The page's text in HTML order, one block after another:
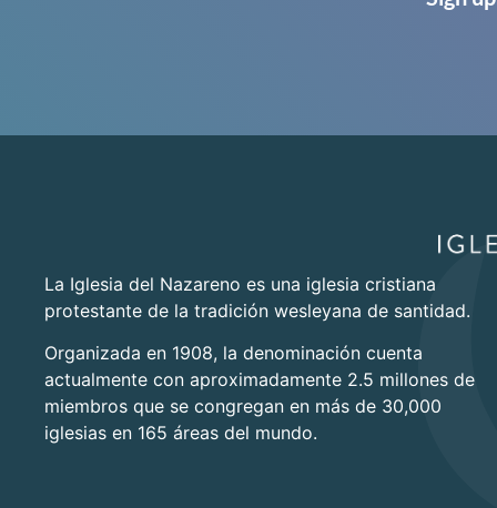
La Iglesia del Nazareno es una iglesia cristiana
protestante de la tradición wesleyana de santidad.
Organizada en 1908, la denominación cuenta
actualmente con aproximadamente 2.5 millones de
miembros que se congregan en más de 30,000
iglesias en 165 áreas del mundo.